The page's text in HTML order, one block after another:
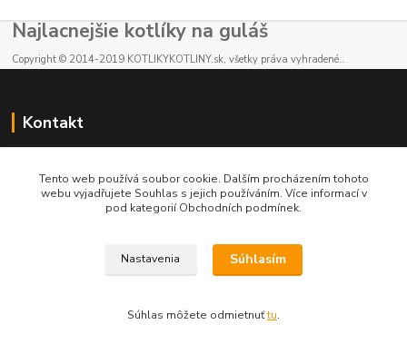
Najlacnejšie kotlíky na guláš
Copyright © 2014-2019 KOTLIKYKOTLINY.sk, všetky práva vyhradené..
Kontakt
od 8:00 - do 16:00 hod
info@kotlikykotliny.sk
Vytvorené na Eshop-rychlo.sk
Tento web používá soubor cookie. Dalším procházením tohoto
webu vyjadřujete Souhlas s jejich používáním. Více informací v
pod kategorií Obchodních podmínek.
Nastavenia Súhlasím
Súhlas môžete odmietnuťtu.